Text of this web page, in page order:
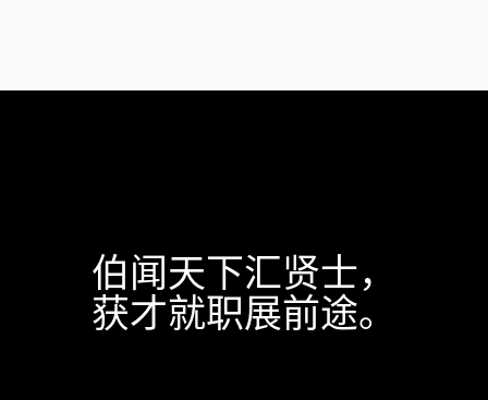
伯闻天下汇贤士，
获才就职展前途。